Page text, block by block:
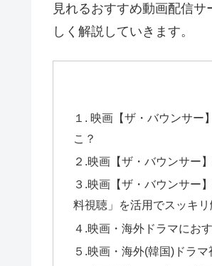
見れるおすすめ動画配信
しく解説していきます。
１. 映画【ザ・バウンサー
こ？
２.映画【ザ・バウンサー
３.映画【ザ・バウンサー
料視聴」を活用でスッキリ
４.映画・海外ドラマにお
５.映画・海外(韓国)ドラ